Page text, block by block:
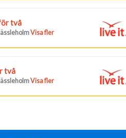
två
Visa fler
två
Visa fler